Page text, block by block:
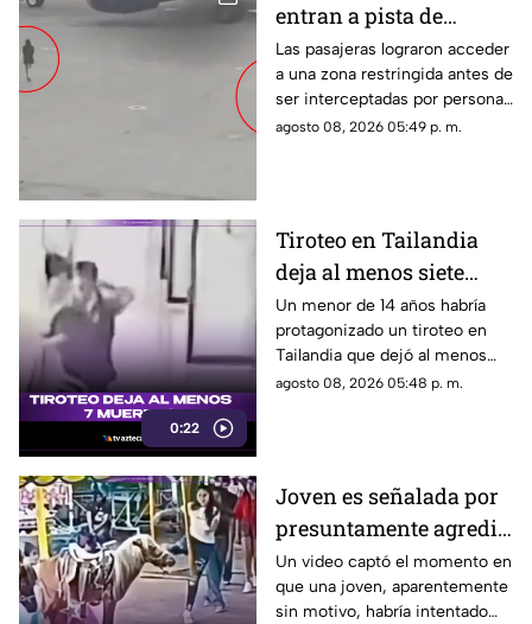
entran a pista de
aeropuerto tras perder
su vuelo; autoridades
logran detenerlas
Las pasajeras lograron acceder
a una zona restringida antes de
ser interceptadas por personal
del aeropuerto.
agosto 08, 2026 05:49 p. m.
0:22
Tiroteo en Tailandia
deja al menos siete
muertos
Un menor de 14 años habría
protagonizado un tiroteo en
Tailandia que dejó al menos
siete personas muertas, entre
agosto 08, 2026 05:48 p. m.
Joven es señalada por
presuntamente agredir
a un pony en feria de
Pueblo Mágico
Un video captó el momento en
que una joven, aparentemente
sin motivo, habría intentado